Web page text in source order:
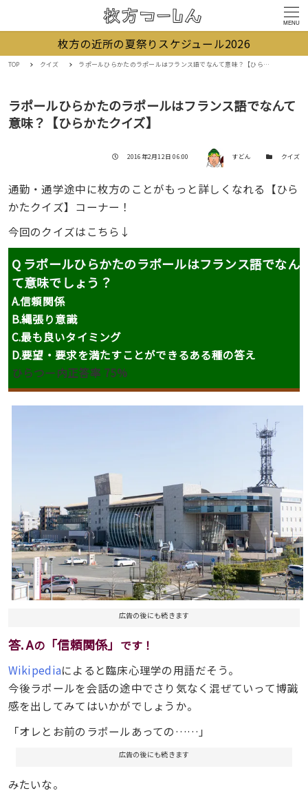
MENU
枚方の近所の夏祭りスケジュール2026
TOP クイズ ラポールひらかたのラポールはフランス語でなんて意味？【ひらかたクイズ】
ラポールひらかたのラポールはフランス語でなんて
意味？【ひらかたクイズ】
投稿日
2016年2月12日 06:00 著者 すどん カテゴリー
クイズ
通勤・通学途中に枚方のことがもっと詳しくなれる【ひら
かたクイズ】コーナー！
今回のクイズはこちら↓
Q ラポールひらかたのラポールはフランス語でなん
て意味でしょう？
A.信頼関係
B.縄張り意識
C.最も良いタイミング
D.要望・要求を満たすことができるある種の答え
ひらつー内正答率 75%
広告の後にも続きます
答. Aの 「信頼関係」 です！
Wikipediaによると臨床心理学の用語だそう。
今後ラポールを会話の途中でさり気なく混ぜていって博識
感を出してみてはいかがでしょうか。
「オレとお前のラポールあっての……」
広告の後にも続きます
みたいな。